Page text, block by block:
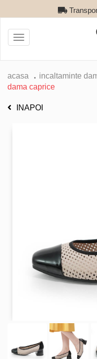
Toggle
navigation
acasa incaltaminte
dama caprice
INAPOI